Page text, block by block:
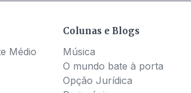
Médio
Colunas e Blogs
Música
O mundo bate à porta
Opção Jurídica